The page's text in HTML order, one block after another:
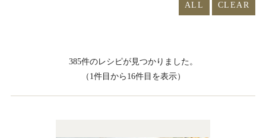
ALL
385件のレシピが見つかりました。
（1件目から16件目を表示）